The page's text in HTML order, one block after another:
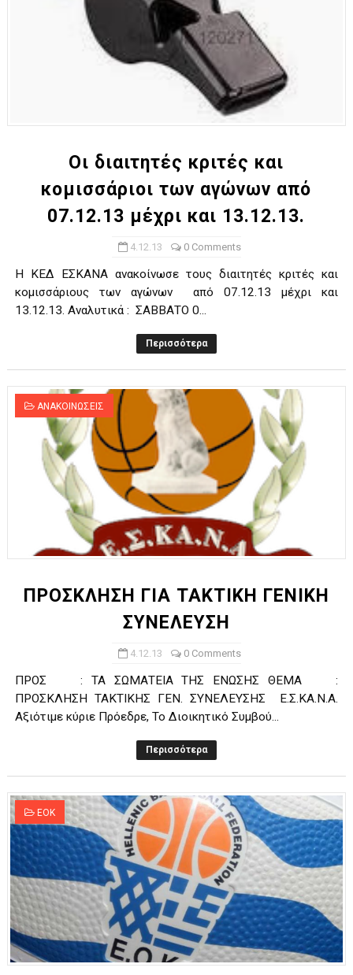
Οι διαιτητές κριτές και
κομισσάριοι των αγώνων από
07.12.13 μέχρι και 13.12.13.
4.12.13 0 Comments
H ΚΕΔ ΕΣΚΑΝΑ ανακοίνωσε τους διαιτητές κριτές και
κομισσάριους των αγώνων από 07.12.13 μέχρι και
13.12.13. Αναλυτικά : ΣΑΒΒΑΤΟ 0...
Περισσότερα
ΑΝΑΚΟΙΝΩΣΕΙΣ
ΠΡΟΣΚΛΗΣΗ ΓΙΑ ΤΑΚΤΙΚΗ ΓΕΝΙΚΗ
ΣΥΝΕΛΕΥΣΗ
4.12.13 0 Comments
ΠΡΟΣ : ΤΑ ΣΩΜΑΤΕΙΑ ΤΗΣ ΕΝΩΣΗΣ ΘΕΜΑ :
ΠΡΟΣΚΛΗΣΗ ΤΑΚΤΙΚΗΣ ΓΕΝ. ΣΥΝΕΛΕΥΣΗΣ Ε.Σ.ΚΑ.Ν.Α.
Αξιότιμε κύριε Πρόεδρε, Το Διοικητικό Συμβού...
Περισσότερα
ΕΟΚ